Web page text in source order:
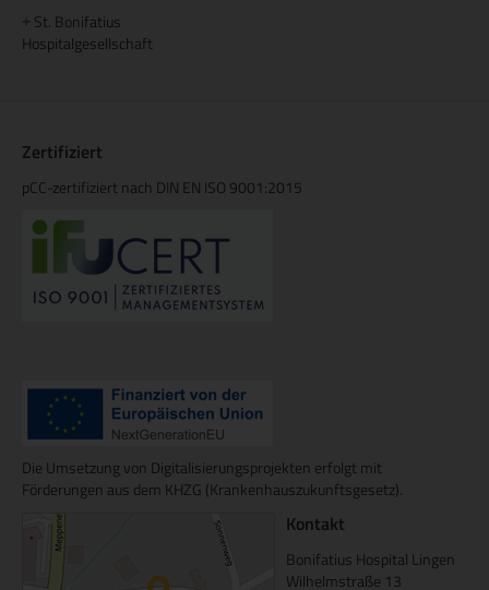
St. Bonifatius
Hospitalgesellschaft
Zertifiziert
pCC-zertifiziert nach DIN EN ISO 9001:2015
Die Umsetzung von Digitalisierungsprojekten erfolgt mit
Förderungen aus dem KHZG (Krankenhauszukunftsgesetz).
Kontakt
Bonifatius Hospital Lingen
Wilhelmstraße 13